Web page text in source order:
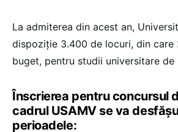
La admiterea din acest an,
dispoziție 3.400 de locuri, din care
buget, pentru studii universitare de
Înscrierea pentru concursul
cadrul USAMV se va
perioadele: